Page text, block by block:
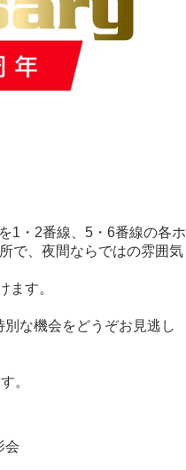
1・2番線、5・6番線の各ホ
で、夜間ならではの雰囲気
ます。
な機会をどうぞお見逃し
。
会